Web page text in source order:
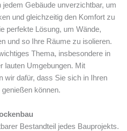
Gebäude unverzichtbar, um
und gleichzeitig den Komfort zu
perfekte Lösung, um Wände,
und so Ihre Räume zu isolieren.
Thema, insbesondere in
lauten Umgebungen. Mit
wir dafür, dass Sie sich in Ihren
können.
Bestandteil jedes Bauprojekts.